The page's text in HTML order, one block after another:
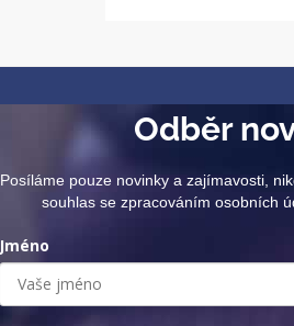
Odběr
Posíláme pouze novinky a zajímavosti,
souhlas se zpracováním osobních
Jméno